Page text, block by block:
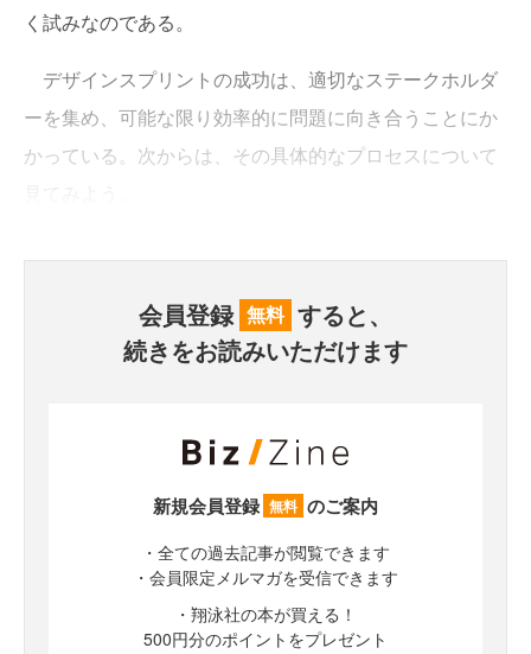
く試みなのである。
デザインスプリントの成功は、適切なステークホルダ
ーを集め、可能な限り効率的に問題に向き合うことにか
かっている。次からは、その具体的なプロセスについて
会員登録 無料 すると、
続きをお読みいただけます
新規会員登録 無料 のご案内
・全ての過去記事が閲覧できます
・会員限定メルマガを受信できます
・翔泳社の本が買える！
500円分のポイントをプレゼント